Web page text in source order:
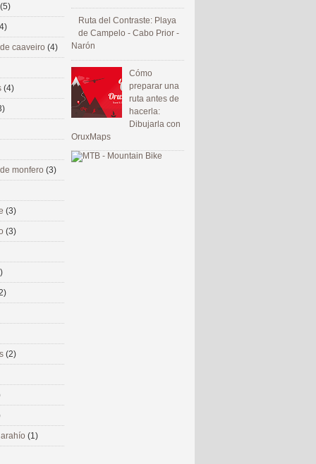
Ruta del Contraste: Playa
de Campelo - Cabo Prior -
Narón
Cómo
preparar una
ruta antes de
hacerla:
Dibujarla con
OruxMaps
(5)
caaveiro (4)
(4)
monfero (3)
(3)
(3)
(2)
(1)